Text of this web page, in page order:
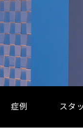
症例 スタ